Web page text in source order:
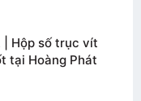
| Hộp số trục vít
tại Hoàng Phát